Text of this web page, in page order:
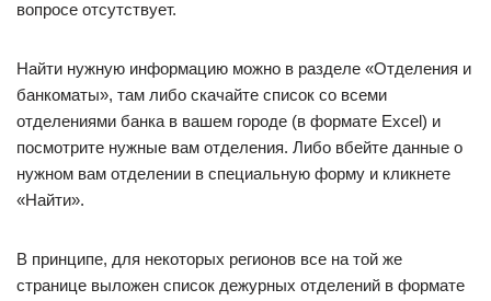
вопросе отсутствует.
Найти нужную информацию можно в разделе «Отделения и
банкоматы», там либо скачайте список со всеми
отделениями банка в вашем городе (в формате Excel) и
посмотрите нужные вам отделения. Либо вбейте данные о
нужном вам отделении в специальную форму и кликнете
«Найти».
В принципе, для некоторых регионов все на той же
странице выложен список дежурных отделений в формате